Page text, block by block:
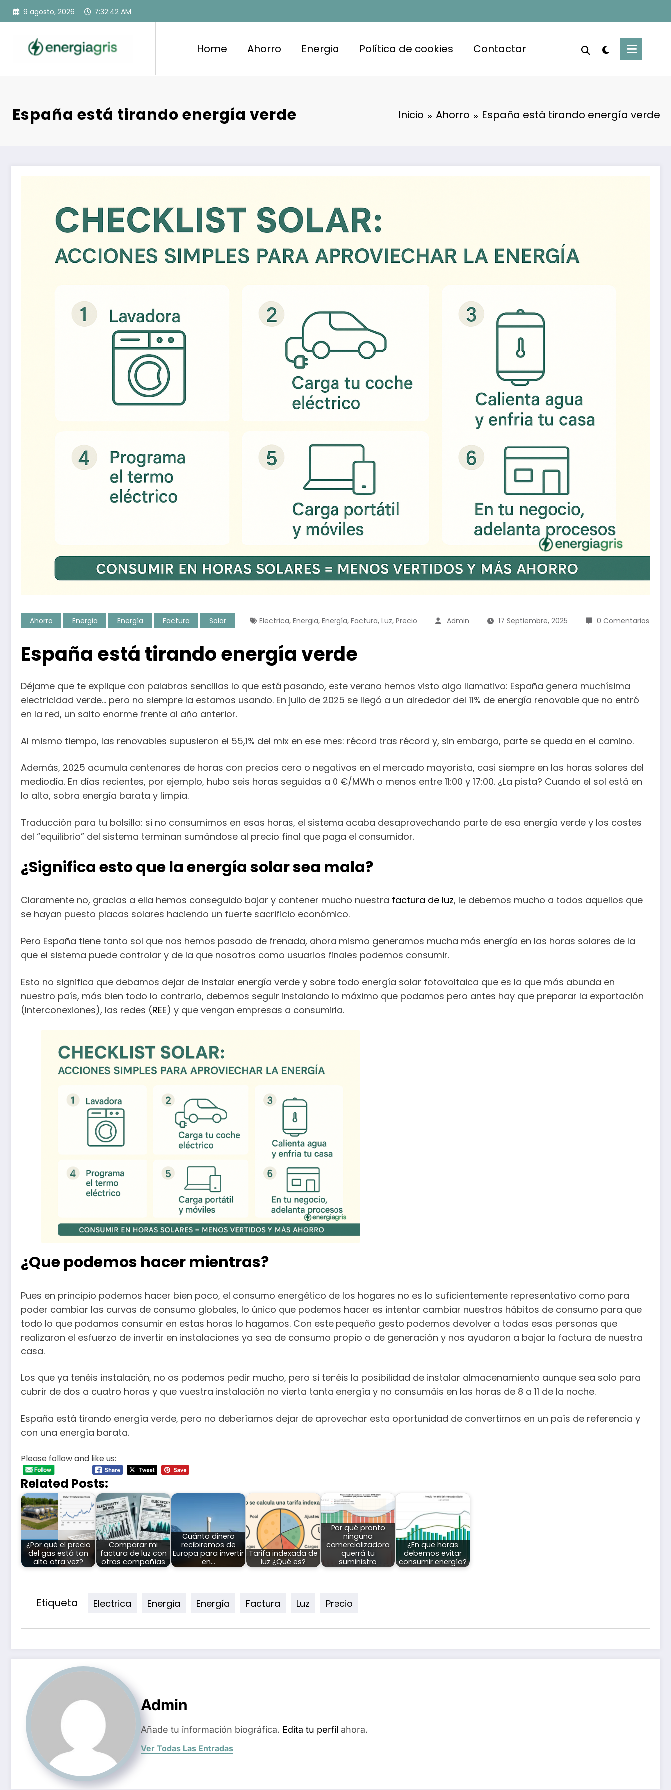
Saltar
9 agosto, 2026 7:32:44 AM
Home Ahorro Energia Política de cookies Contactar
España está tirando energía verde Inicio Ahorro España está tirando energía verde
Ahorro Energia Energía Factura Solar Electrica, Energia, Energía, Factura, Luz, Precio Admin 17 Septiembre, 2025 0 Comentarios
España está tirando energía verde
Déjame que te explique con palabras sencillas lo que está pasando, este verano hemos visto algo llamativo: España genera muchísima
electricidad verde… pero no siempre la estamos usando. En julio de 2025 se llegó a un alrededor del 11% de energía renovable que no entró
en la red, un salto enorme frente al año anterior.
Al mismo tiempo, las renovables supusieron el 55,1% del mix en ese mes: récord tras récord y, sin embargo, parte se queda en el camino.
Además, 2025 acumula centenares de horas con precios cero o negativos en el mercado mayorista, casi siempre en las horas solares del
mediodía. En días recientes, por ejemplo, hubo seis horas seguidas a 0 €/MWh o menos entre 11:00 y 17:00. ¿La pista? Cuando el sol está en
lo alto, sobra energía barata y limpia.
Traducción para tu bolsillo: si no consumimos en esas horas, el sistema acaba desaprovechando parte de esa energía verde y los costes
del “equilibrio” del sistema terminan sumándose al precio final que paga el consumidor.
¿Significa esto que la energía solar sea mala?
Claramente no, gracias a ella hemos conseguido bajar y contener mucho nuestra factura de luz, le debemos mucho a todos aquellos que
se hayan puesto placas solares haciendo un fuerte sacrificio económico.
Pero España tiene tanto sol que nos hemos pasado de frenada, ahora mismo generamos mucha más energía en las horas solares de la
que el sistema puede controlar y de la que nosotros como usuarios finales podemos consumir.
Esto no significa que debamos dejar de instalar energía verde y sobre todo energía solar fotovoltaica que es la que más abunda en
nuestro país, más bien todo lo contrario, debemos seguir instalando lo máximo que podamos pero antes hay que preparar la exportación
(Interconexiones), las redes (REE) y que vengan empresas a consumirla.
¿Que podemos hacer mientras?
Pues en principio podemos hacer bien poco, el consumo energético de los hogares no es lo suficientemente representativo como para
poder cambiar las curvas de consumo globales, lo único que podemos hacer es intentar cambiar nuestros hábitos de consumo para que
todo lo que podamos consumir en estas horas lo hagamos. Con este pequeño gesto podemos devolver a todas esas personas que
realizaron el esfuerzo de invertir en instalaciones ya sea de consumo propio o de generación y nos ayudaron a bajar la factura de nuestra
casa.
Los que ya tenéis instalación, no os podemos pedir mucho, pero si tenéis la posibilidad de instalar almacenamiento aunque sea solo para
cubrir de dos a cuatro horas y que vuestra instalación no vierta tanta energía y no consumáis en las horas de 8 a 11 de la noche.
España está tirando energía verde, pero no deberíamos dejar de aprovechar esta oportunidad de convertirnos en un país de referencia y
con una energía barata.
Please follow and like us:
Related Posts:
¿Por qué el precio
del gas está tan
alto otra vez?
Comparar mi
factura de luz con
otras compañías
Cuánto dinero
recibiremos de
Europa para invertir
en…
Tarifa indexada de
luz ¿Qué es?
Por qué pronto
ninguna
comercializadora
querrá tu
suministro
¿En que horas
debemos evitar
consumir energía?
Etiqueta Electrica Energia Energía Factura Luz Precio
Admin
Añade tu información biográfica. Edita tu perfil ahora.
Ver Todas Las Entradas